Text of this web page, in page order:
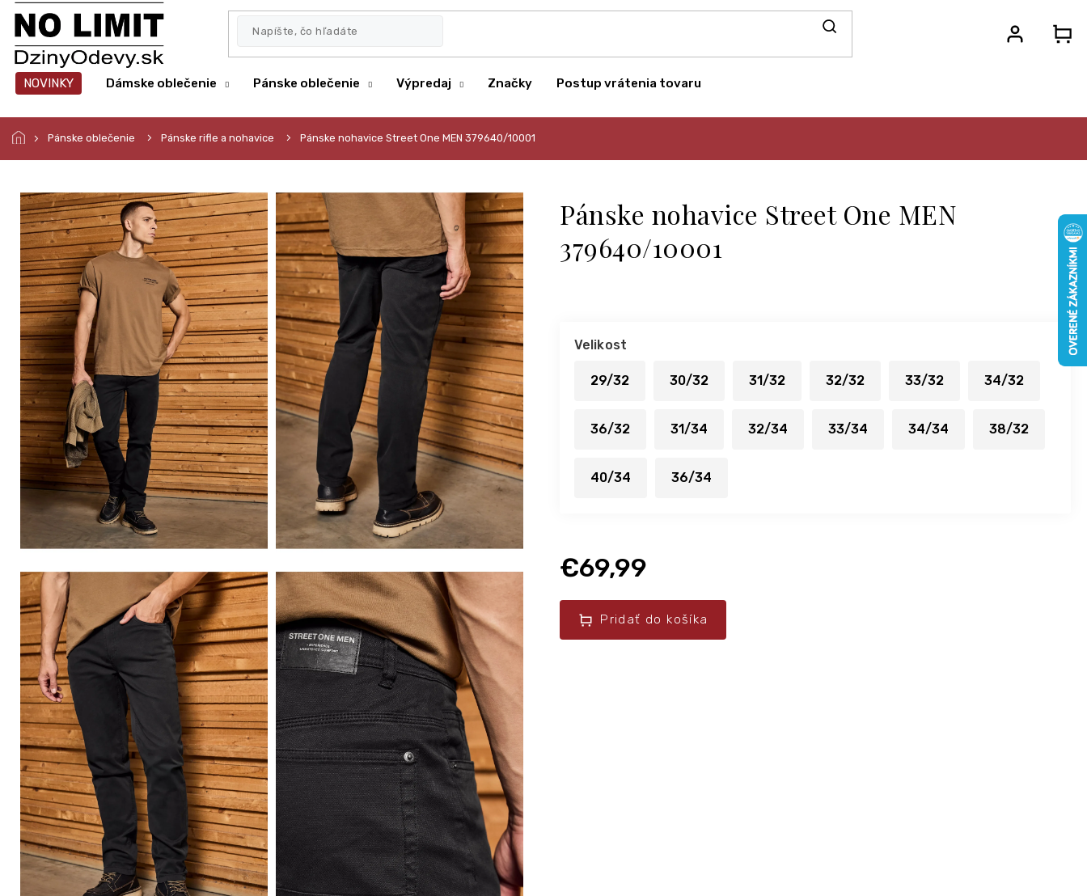
Prejsť
obsah
NOVINKY Dámske oblečenie Pánske oblečenie Výpredaj Značky Postup vrátenia tovaru
Pánske oblečenie Pánske rifle a nohavice Pánske nohavice Street One MEN 379640/10001
Pánske nohavice Street One MEN
379640/10001
€69,99
Pridať do košíka
Velikost
29/32 30/32 31/32 32/32 33/32 34/32
36/32 31/34 32/34 33/34 34/34 38/32
40/34 36/34